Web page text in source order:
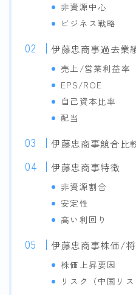
非資源中心
ビジネス戦略
伊藤忠商事過去業
売上/営業利益率
EPS/ROE
自己資本比率
配当
伊藤忠商事競合比
伊藤忠商事特徴
非資源割合
安定性
高い利回り
伊藤忠商事株価/
株価上昇要因
リスク（中国リス